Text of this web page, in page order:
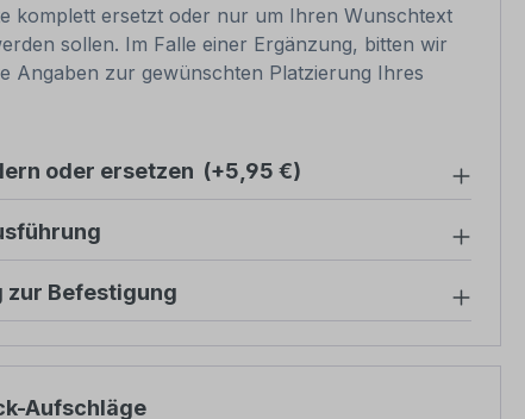
komplett ersetzt oder nur um Ihren Wunschtext
sollen. Im Falle einer Ergänzung, bitten wir
Angaben zur gewünschten Platzierung Ihres
oder ersetzen (+5,95 €)
zur Befestigung
Aufschläge